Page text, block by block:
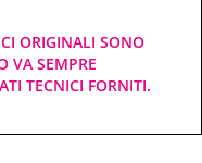
ORIGINALI SONO
VA SEMPRE
TECNICI FORNITI.